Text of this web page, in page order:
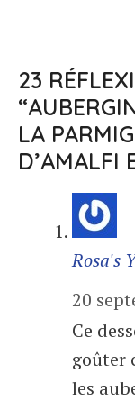
23
LA
D’AMALFI
Rosa's
20
Ce
goûter
les